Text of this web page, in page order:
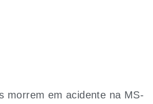
morrem em acidente na MS-